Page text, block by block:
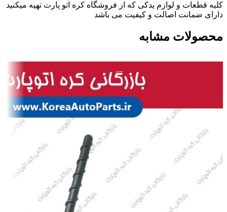
کلیه قطعات و لوازم یدکی که از فروشگاه کره اتو پارت تهیه میکنید
دارای ضمانت اصالت و کیفیت می باشد
محصولات مشابه